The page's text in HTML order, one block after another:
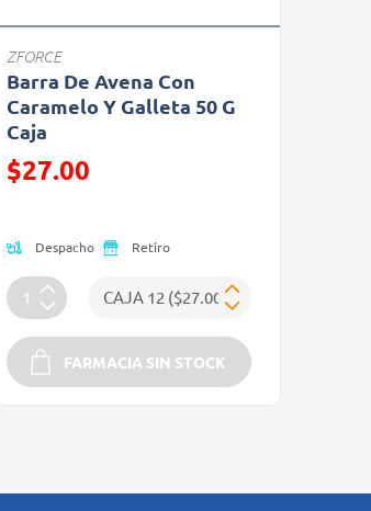
ZFORCE
Barra De Avena Con
Caramelo Y Galleta 50 G
Caja
Precio reducido de
$27.00
Despacho Retiro
FARMACIA SIN STOCK